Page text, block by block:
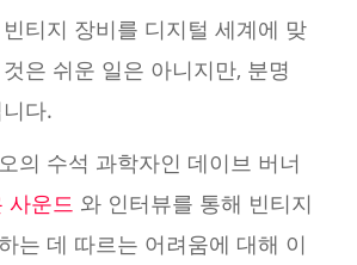
티지 장비를 디지털 세계에 맞
은 쉬운 일은 아니지만, 분명
다.
의 수석 과학자인 데이브 버너
사운드 와 인터뷰를 통해 빈티지
는 데 따르는 어려움에 대해 이